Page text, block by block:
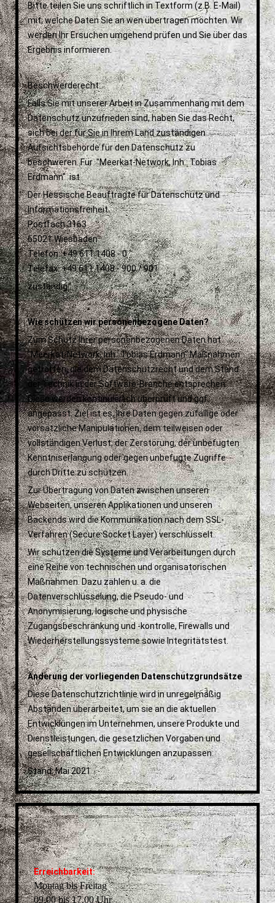
Bitte teilen Sie uns schriftlich in Textform (z.B. E-Mail)
mit, welche Daten Sie an wen übertragen möchten. Wir
werden Ihr Ersuchen umgehend prüfen und Sie über das
Ergebnis informieren.
Beschwerderecht:
Falls Sie mit unserer Arbeit in Zusammenhang mit dem
Datenschutz unzufrieden sind, haben Sie das Recht,
sich bei der für Sie in Ihrem Land zuständigen
Aufsichtsbehörde für den Datenschutz zu
beschweren. Für "Meerkat-Network, Inh.: Tobias
Erdmann" ist
Der Hessische Beauftragte für Datenschutz und
Informationsfreiheit
Postfach 3163
65021 Wiesbaden
Telefon: +49 611 1408 - 0
Telefax: +49 611 1408 - 900 / 901
zuständig.
Wie schützen wir personenbezogene Daten?
Zum Schutz Ihrer personenbezogenen Daten hat
"Meerkat-Network, Inh.: Tobias Erdmann" Maßnahmen
getroffen, die dem Datenschutzrecht und dem Stand
der Technik in der Software-Branche entsprechen.
Diese werden kontinuierlich überprüft und ggf.
angepasst. Ziel ist es, Ihre Daten gegen zufällige oder
vorsätzliche Manipulationen, dem teilweisen oder
vollständigen Verlust, der Zerstörung, der unbefugten
Kenntniserlangung oder gegen unbefugte Zugriffe
durch Dritte zu schützen.
Zur Übertragung von Daten zwischen unseren
Webseiten, unseren Applikationen und unseren
Backends wird die Kommunikation nach dem SSL-
Verfahren (Secure Socket Layer) verschlüsselt.
Wir schützen die Systeme und Verarbeitungen durch
eine Reihe von technischen und organisatorischen
Maßnahmen. Dazu zählen u. a. die
Datenverschlüsselung, die Pseudo- und
Anonymisierung, logische und physische
Zugangsbeschränkung und -kontrolle, Firewalls und
Wiederherstellungssysteme sowie Integritätstest.
Änderung der vorliegenden Datenschutzgrundsätze
Diese Datenschutzrichtlinie wird in unregelmäßig
Abständen überarbeitet, um sie an die aktuellen
Entwicklungen im Unternehmen, unsere Produkte und
Dienstleistungen, die gesetzlichen Vorgaben und
gesellschaftlichen Entwicklungen anzupassen.
Stand: Mai 2021
Erreichbarkeit:
Montag bis Freitag
09.00 bis 17.00 Uhr